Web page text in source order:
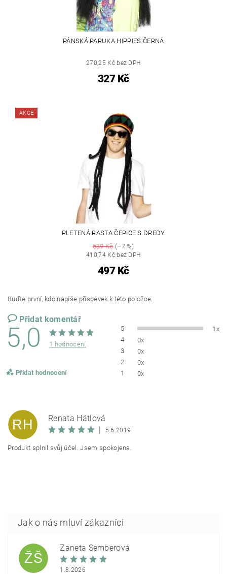
PÁNSKÁ PARUKA HIPPIES ČERNÁ
270,25 Kč bez DPH
327 Kč
AKCE
PLETENÁ RASTA ČEPICE S DREDY
539 Kč(–7 %)
410,74 Kč bez DPH
497 Kč
Buďte první, kdo napíše příspěvek k této položce.
Přidat komentář
5,0 1 hodnocení
Přidat hodnocení
5
1x
4
0x
3
0x
2
0x
1
0x
RH
Renata Hátlová
|
5.6.2019
Produkt splnil svůj účel. Jsem spokojena.
ŽŠ
Žaneta Šemberová
1.8.2026